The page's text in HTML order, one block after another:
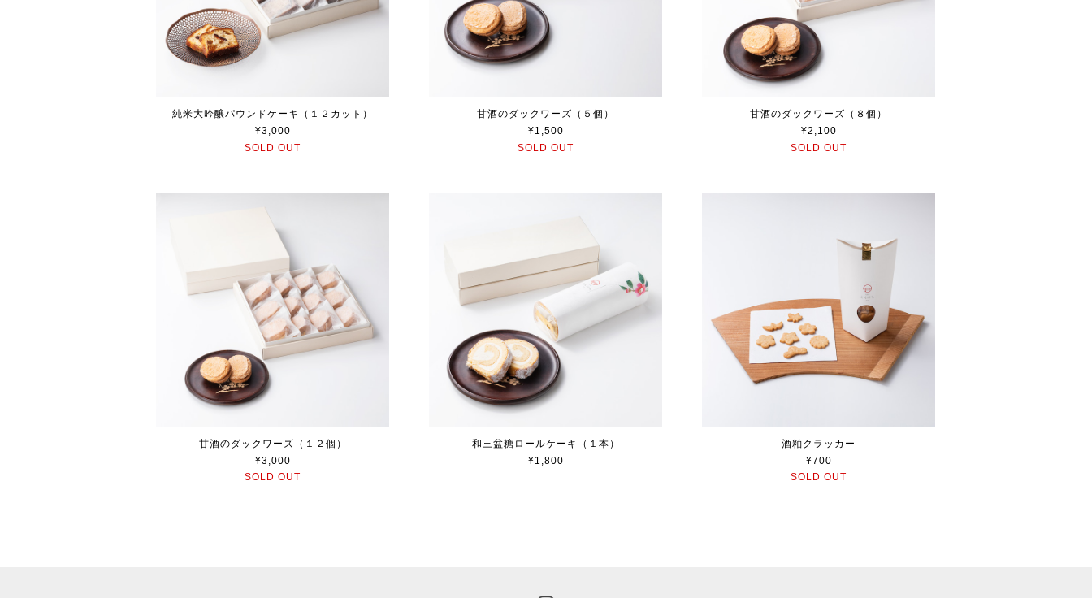
純米大吟醸パウンドケーキ（１２カット）
¥3,000
SOLD OUT
甘酒のダックワーズ（５個）
¥1,500
SOLD OUT
甘酒のダックワーズ（８個）
¥2,100
SOLD OUT
甘酒のダックワーズ（１２個）
¥3,000
SOLD OUT
和三盆糖ロールケーキ（１本）
¥1,800
酒粕クラッカー
¥700
SOLD OUT